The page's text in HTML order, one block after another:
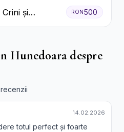
și
RON 500
Hunedoara despre
14.02.2026
totul perfect și foarte